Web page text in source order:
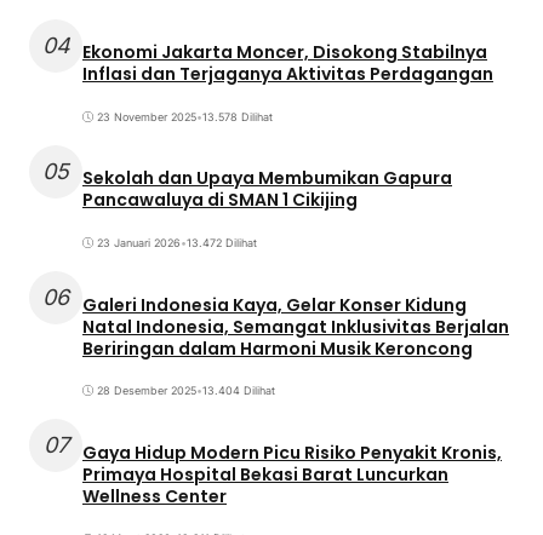
04 Ekonomi Jakarta Moncer, Disokong Stabilnya
Inflasi dan Terjaganya Aktivitas Perdagangan
23 November 2025•13.578 Dilihat
05 Sekolah dan Upaya Membumikan Gapura
Pancawaluya di SMAN 1 Cikijing
23 Januari 2026•13.472 Dilihat
06 Galeri Indonesia Kaya, Gelar Konser Kidung
Natal Indonesia, Semangat Inklusivitas Berjalan
Beriringan dalam Harmoni Musik Keroncong
28 Desember 2025•13.404 Dilihat
07
Gaya Hidup Modern Picu Risiko Penyakit Kronis,
Primaya Hospital Bekasi Barat Luncurkan
Wellness Center